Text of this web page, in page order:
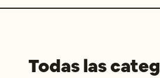
Todas las